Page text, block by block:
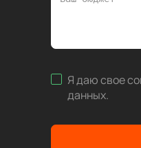
Я даю свое
данных.